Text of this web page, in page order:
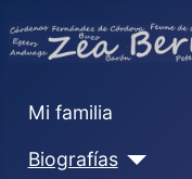
Mi familia
Biografías